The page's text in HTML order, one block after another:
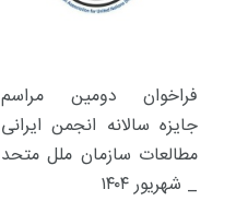
فراخوان دومین مراسم
جایزه سالانه انجمن ایرانی
مطالعات سازمان ملل متحد
_ شهریور ۱۴۰۴